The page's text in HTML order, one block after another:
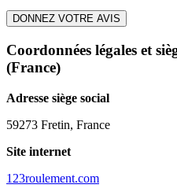
DONNEZ VOTRE AVIS
Coordonnées légales et
(France)
Adresse siège social
59273 Fretin, France
Site internet
123roulement.com